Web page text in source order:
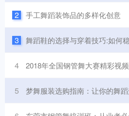
2 手工舞蹈装饰品的多样化创意
3 舞蹈鞋的选择与穿着技巧:如何
4 2018年全国钢管舞大赛精彩视
5 梦舞服装选购指南：让你的舞